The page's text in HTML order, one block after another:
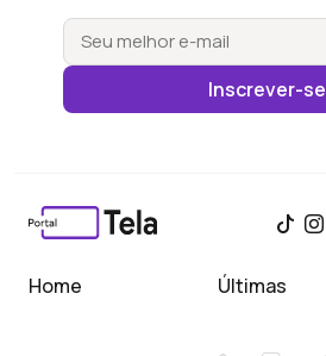
Inscrever-se
Home Últimas